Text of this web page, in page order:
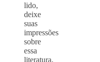
lido,
deixe
suas
impressões
sobre
essa
literatura.